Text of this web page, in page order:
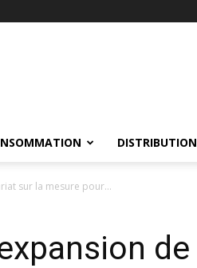
DISTRIBUTION
sur la mesure pour...
de